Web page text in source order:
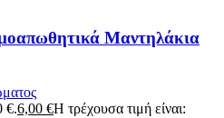
Μαντηλάκια
€.6,00 €Η τρέχουσα τιμή είναι: